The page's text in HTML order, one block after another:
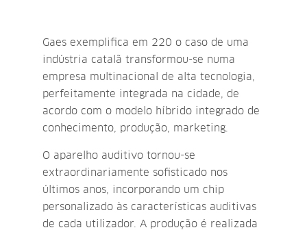
Gaes exemplifica em 220 o caso de uma
indústria catalã transformou-se numa
empresa multinacional de alta tecnologia,
perfeitamente integrada na cidade, de
acordo com o modelo híbrido integrado de
conhecimento, produção, marketing.
O aparelho auditivo tornou-se
extraordinariamente sofisticado nos
últimos anos, incorporando um chip
personalizado às características auditivas
de cada utilizador. A produção é realizada